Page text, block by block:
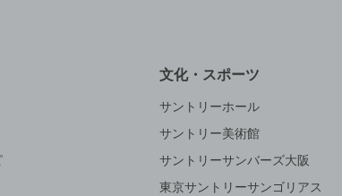
文化・スポーツ
サントリーホール
サントリー美術館
サントリーサンバーズ大阪
東京サントリーサンゴリアス